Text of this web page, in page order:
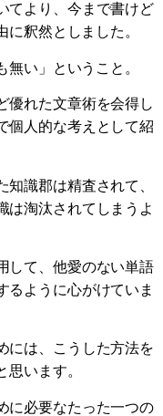
てより、今まで書けど
釈然としました。
無い」ということ。
優れた文章術を会得し
個人的な考えとして紹
識郡は精査されて、
は淘汰されてしまうよ
して、他愛のない単語
るように心がけていま
には、こうした方法を
います。
に必要なたった一つの